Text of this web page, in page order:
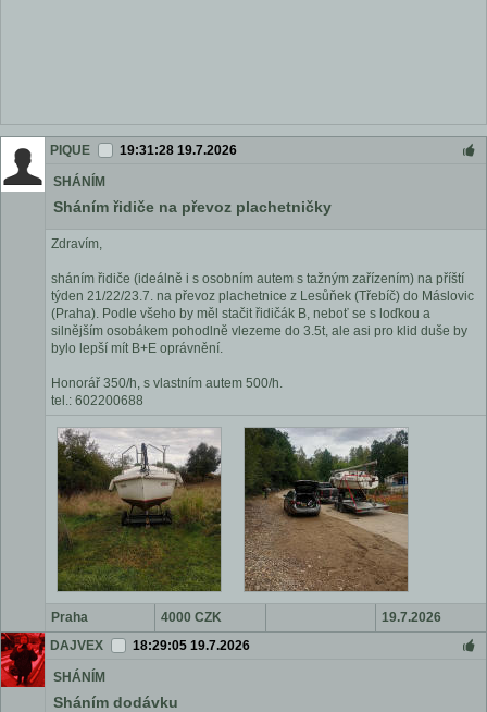
PIQUE 19:31:28 19.7.2026
SHÁNÍM
Sháním řidiče na převoz plachetničky
Zdravím,
sháním řidiče (ideálně i s osobním autem s tažným zařízením) na příští
týden 21/22/23.7. na převoz plachetnice z Lesůňek (Třebíč) do Máslovic
(Praha). Podle všeho by měl stačit řidičák B, neboť se s loďkou a
silnějším osobákem pohodlně vlezeme do 3.5t, ale asi pro klid duše by
bylo lepší mít B+E oprávnění.
Honorář 350/h, s vlastním autem 500/h.
tel.: 602200688
Praha 4000 CZK
19.7.2026
DAJVEX
18:29:05 19.7.2026
SHÁNÍM
Sháním dodávku